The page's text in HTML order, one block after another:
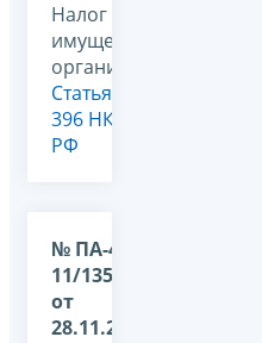
Налог на
имущество
организаций,
Статья
396 НК
РФ
№ ПА-4-
11/13524@
от
28.11.2024